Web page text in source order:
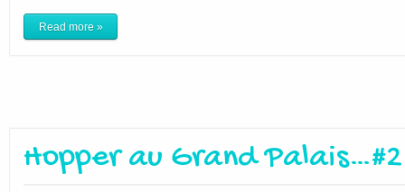
Read more »
Hopper au Grand Palais…#2